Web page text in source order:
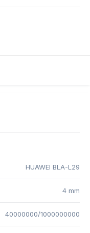
HUAWEI BLA-L29
4 mm
40000000/1000000000